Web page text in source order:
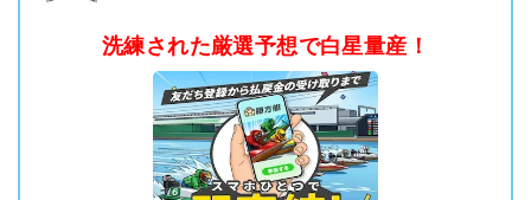
洗練された厳選予想で白星量産！